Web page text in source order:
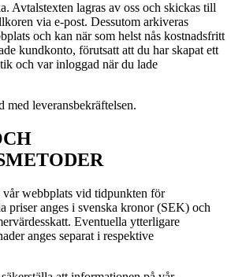
Avtalstexten lagras av oss och skickas till
via e-post. Dessutom arkiveras
och kan när som helst nås kostnadsfritt
kundkonto, förutsatt att du har skapat ett
och var inloggad när du lade
leveransbekräftelsen.
vår webbplats vid tidpunkten för
priser anges i svenska kronor (SEK) och
Eventuella ytterligare
anges separat i respektive